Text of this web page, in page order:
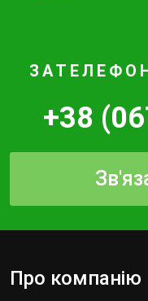
+38
Про компанію